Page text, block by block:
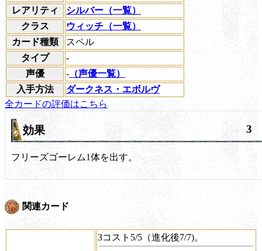
レアリティ
シルバー（一覧）
クラス
ウィッチ（一覧）
カード種類
スペル
タイプ
-
声優
- （声優一覧）
入手方法
ダークネス・エボルヴ
全カードの評価はこちら
効果 3
フリーズゴーレム1体を出す。
関連カード
3コスト5/5（進化後7/7)。